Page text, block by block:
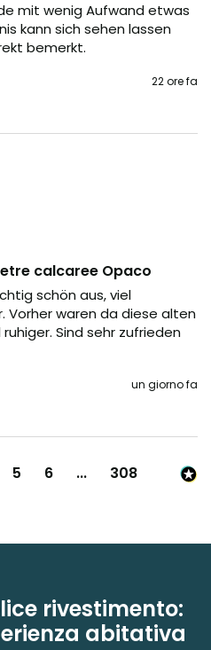
mit wenig Aufwand etwas
kann sich sehen lassen
bemerkt.
22 ore fa
calcaree Opaco
schön aus, viel
Vorher waren da diese alten
Sind sehr zufrieden
un giorno fa
5 6 ... 308
rivestimento:
abitativa